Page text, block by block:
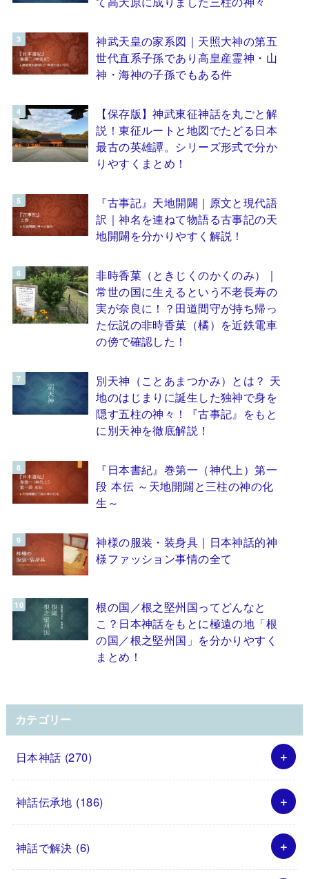
神武天皇の家系図｜天照大神の第五
世代直系子孫であり高皇産霊神・山
神・海神の子孫でもある件
【保存版】神武東征神話を丸ごと解
説！東征ルートと地図でたどる日本
最古の英雄譚。シリーズ形式で分か
りやすくまとめ！
『古事記』天地開闢｜原文と現代語
訳｜神名を連ねて物語る古事記の天
地開闢を分かりやすく解説！
非時香菓（ときじくのかくのみ）｜
常世の国に生えるという不老長寿の
実が奈良に！？田道間守が持ち帰っ
た伝説の非時香菓（橘）を近鉄電車
の傍で確認した！
別天神（ことあまつかみ）とは？ 天
地のはじまりに誕生した独神で身を
隠す五柱の神々！『古事記』をもと
に別天神を徹底解説！
『日本書紀』巻第一（神代上）第一
段 本伝 ～天地開闢と三柱の神の化
生～
神様の服装・装身具｜日本神話的神
様ファッション事情の全て
根の国／根之堅州国ってどんなと
こ？日本神話をもとに極遠の地「根
の国／根之堅州国」を分かりやすく
まとめ！
カテゴリー
日本神話 (270)
神話伝承地 (186)
神話で解決 (6)